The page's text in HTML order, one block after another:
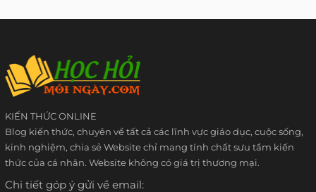
KIẾN THỨC ONLINE
Blog kiến thức, chuyên về tất cả các lĩnh vực giáo dục, cuộc sống,
kinh nghiệm, chia sẻ Website chỉ mang tính chất sưu tầm kiến
thức của cá nhân. Website không có giá trị thương mại.
Chi tiết góp ý gửi về email: